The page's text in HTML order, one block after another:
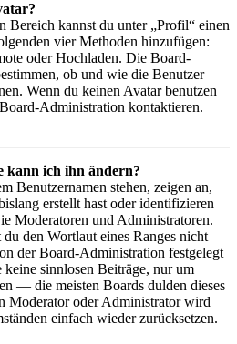
Bereich kannst du unter „Profil“ einen
vier Methoden hinzufügen:
oder Hochladen. Die Board-
ob und wie die Benutzer
Wenn du keinen Avatar benutzen
Administration kontaktieren.
kann ich ihn ändern?
Benutzernamen stehen, zeigen an,
erstellt hast oder identifizieren
Moderatoren und Administratoren.
den Wortlaut eines Ranges nicht
der Board-Administration festgelegt
sinnlosen Beiträge, nur um
— die meisten Boards dulden dieses
Moderator oder Administrator wird
einfach wieder zurücksetzen.